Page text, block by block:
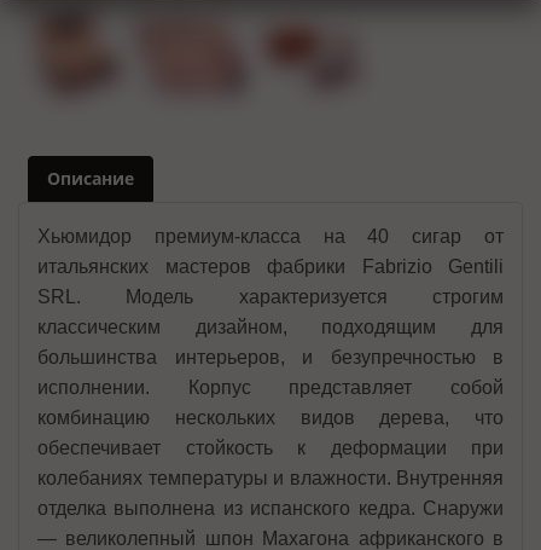
Описание
Хьюмидор премиум-класса на 40 сигар от
итальянских мастеров фабрики Fabrizio Gentili
SRL. Модель характеризуется строгим
классическим дизайном, подходящим для
большинства интерьеров, и безупречностью в
исполнении. Корпус представляет собой
комбинацию нескольких видов дерева, что
обеспечивает стойкость к деформации при
колебаниях температуры и влажности. Внутренняя
отделка выполнена из испанского кедра. Снаружи
— великолепный шпон Махагона африканского в